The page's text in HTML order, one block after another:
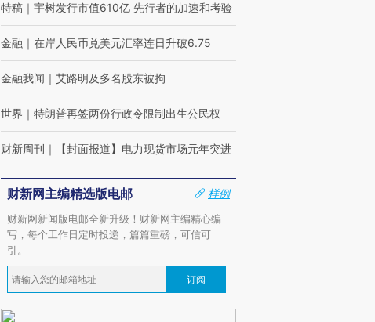
特稿 ｜ 宇树发行市值610亿 先行者的加速和考验
金融 ｜ 在岸人民币兑美元汇率连日升破6.75
金融我闻 ｜ 艾路明及多名股东被拘
世界 ｜ 特朗普再签两份行政令限制出生公民权
财新周刊 ｜ 【封面报道】电力现货市场元年突进
财新网主编精选版电邮
样例
财新网新闻版电邮全新升级！财新网主编精心编
写，每个工作日定时投递，篇篇重磅，可信可
引。
订阅